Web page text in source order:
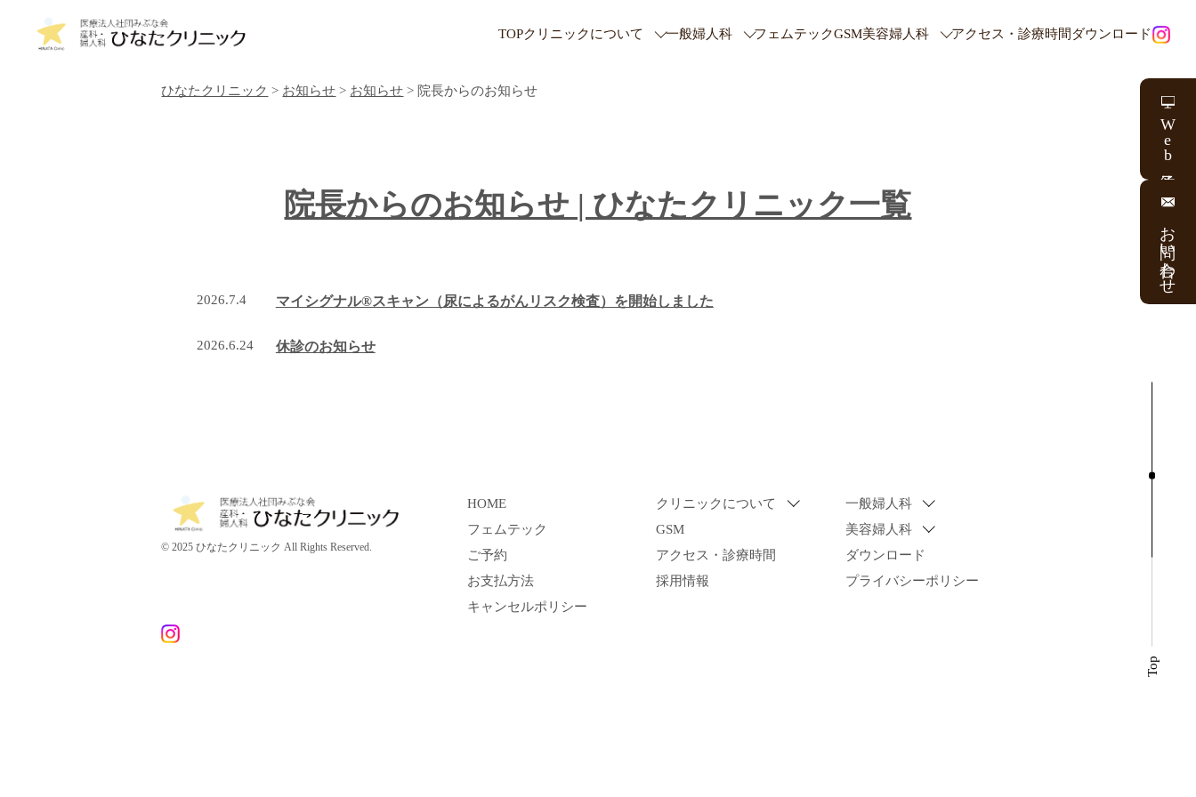
TOPクリニックについて 一般婦人科 フェムテックGSM美容婦人科 アクセス・診療時間 ダウンロード
ひなたクリニック > お知らせ > お知らせ > 院長からのお知らせ
院長からのお知らせ | ひなたクリニック一覧
2026.7.4 マイシグナル®スキャン（尿によるがんリスク検査）を開始しました
2026.6.24 休診のお知らせ
W
e
b
お問い合わせ
Top
© 2025 ひなたクリニック All Rights Reserved.
HOME クリニックについて
一般婦人科
フェムテック
GSM
美容婦人科
ご予約
アクセス・診療時間
ダウンロード
お支払方法
採用情報
プライバシーポリシー
キャンセルポリシー